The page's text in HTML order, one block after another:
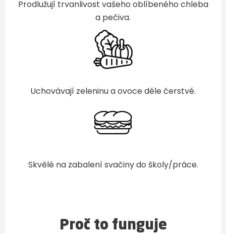
Prodlužují trvanlivost vašeho oblíbeného chleba
a pečiva.
Uchovávají zeleninu a ovoce déle čerstvé.
Skvělé na zabalení svačiny do školy/práce.
Proč to funguje